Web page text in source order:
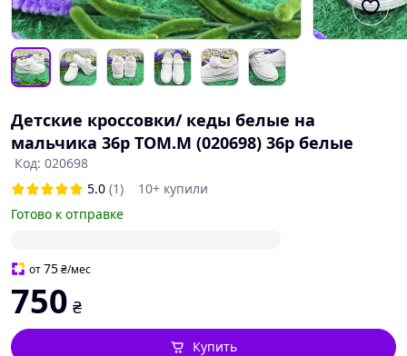
Детские кроссовки/ кеды белые на
мальчика 36р ТОМ.М (020698) 36р белые
Код: 020698
5.0 (1)
10+ купили
Готово к отправке
от75₴/мес
750 ₴
Купить